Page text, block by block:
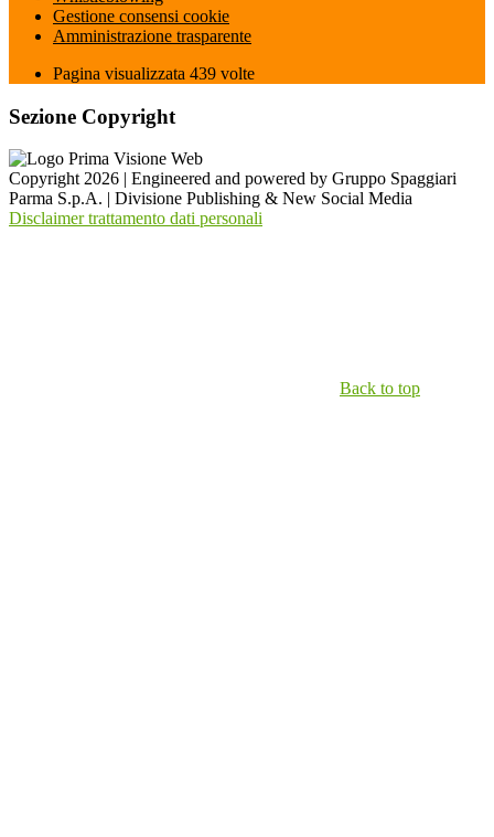
Gestione consensi cookie
Amministrazione trasparente
Pagina visualizzata 439 volte
Sezione Copyright
Copyright 2026 | Engineered and powered by Gruppo Spaggiari
Parma S.p.A. | Divisione Publishing & New Social Media
Disclaimer trattamento dati personali
Back to top